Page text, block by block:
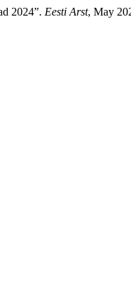
2024”. Eesti Arst, May